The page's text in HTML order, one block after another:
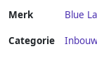
Merk Blue
Categorie